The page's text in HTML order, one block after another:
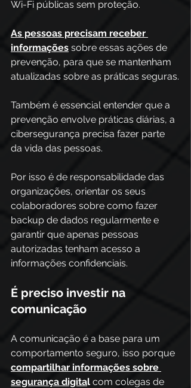
Wi-Fi públicas sem proteção.
As pessoas precisam receber
informações sobre essas ações de
prevenção, para que se mantenham
atualizadas sobre as práticas seguras.
Também é essencial entender que a
prevenção envolve práticas diárias, a
cibersegurança precisa fazer parte
da vida das pessoas.
Por isso é de responsabilidade das
organizações, orientar os seus
colaboradores sobre como fazer
backup de dados regularmente e
garantir que apenas pessoas
autorizadas tenham acesso a
informações confidenciais.
É preciso investir na
comunicação
A comunicação é a base para um
comportamento seguro, isso porque
compartilhar informações sobre
segurança digital com colegas de